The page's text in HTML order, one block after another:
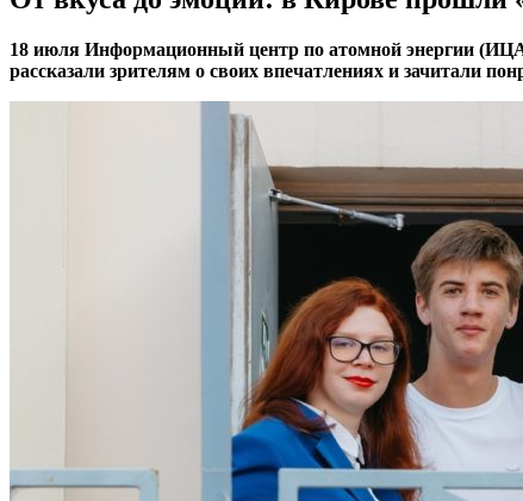
18 июля Информационный центр по атомной энергии
рассказали зрителям о своих впечатлениях и зачитали